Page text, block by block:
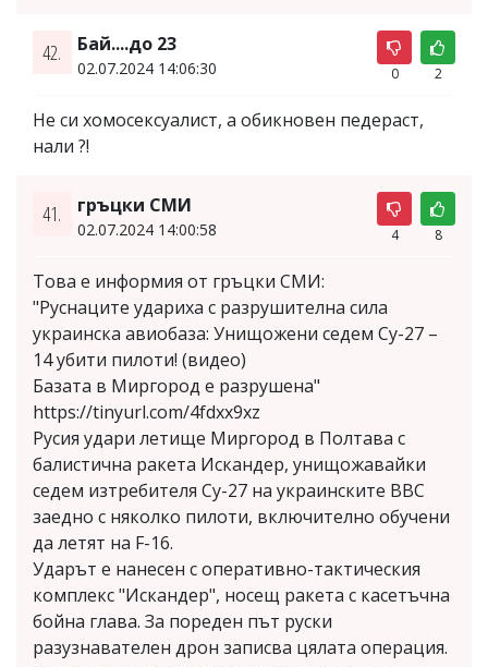
42. Бай....до 23
02.07.2024 14:06:30 0 2
Не си хомосексуалист, а обикновен педераст,
нали ?!
41. гръцки СМИ
02.07.2024 14:00:58 4 8
Това е информия от гръцки СМИ:
"Руснаците удариха с разрушителна сила
украинска авиобаза: Унищожени седем Су-27 –
14 убити пилоти! (видео)
Базата в Миргород е разрушена"
https://tinyurl.com/4fdxx9xz
Русия удари летище Миргород в Полтава с
балистична ракета Искандер, унищожавайки
седем изтребителя Су-27 на украинските ВВС
заедно с няколко пилоти, включително обучени
да летят на F-16.
Ударът е нанесен с оперативно-тактическия
комплекс "Искандер", носещ ракета с касетъчна
бойна глава. За пореден път руски
разузнавателен дрон записва цялата операция.